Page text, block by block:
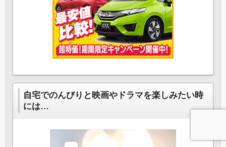
自宅でのんびりと映画やドラマを楽しみたい時
には…